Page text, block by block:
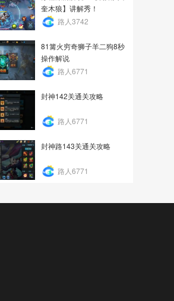
奎木狼】讲解秀！
路人3742
81篝火穷奇狮子羊二狗8秒
操作解说
路人6771
封神142关通关攻略
路人6771
封神路143关通关攻略
路人6771